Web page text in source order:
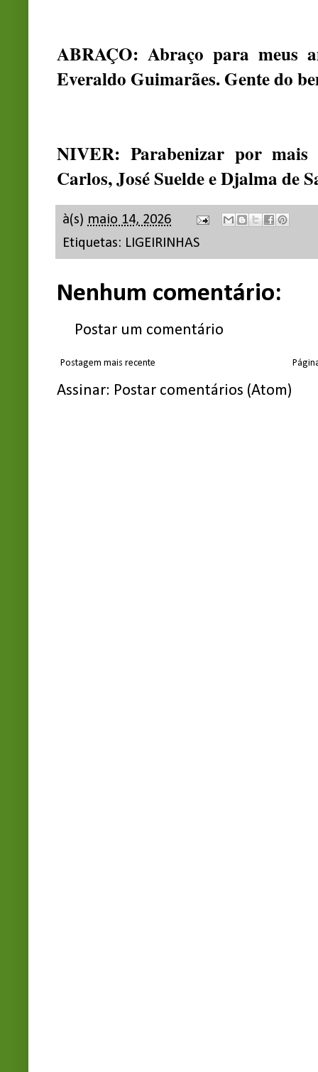
ABRAÇO: Abraço para meus
Everaldo Guimarães. Gente do
NIVER: Parabenizar por
Carlos, José Suelde e Djalma de
à(s) maio 14, 2026
Etiquetas: LIGEIRINHAS
Nenhum comentário:
Postar um comentário
Postagem mais recente
Assinar: Postar comentários (Atom)